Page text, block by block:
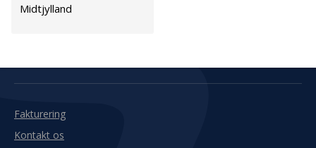
Midtjylland
TryghedsGruppen
Fakturering
Kontakt os